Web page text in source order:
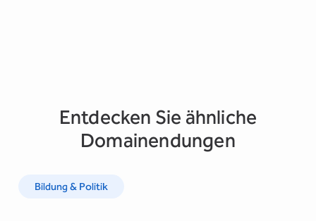
Entdecken Sie ähnliche
Domainendungen
Bildung & Politik